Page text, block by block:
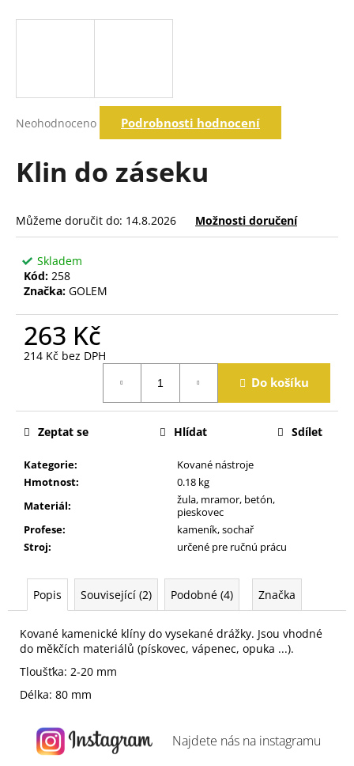
hodnocení
0,0
hvězdiček.
Neohodnoceno Podrobnosti hodnocení
Klin do záseku
Můžeme doručit do: 14.8.2026 Možnosti doručení
Skladem
Kód: 258
Značka: GOLEM
263 Kč
214 Kč bez DPH
Do košíku
Kategorie:
Kované nástroje
Hmotnost:
0.18 kg
Materiál:
žula, mramor, betón,
pieskovec
Profese:
kameník, sochař
Stroj: určené pre ručnú prácu
Zeptat se Hlídat Sdílet
Popis Související (2) Podobné (4) Značka
Kované kamenické klíny do vysekané drážky. Jsou vhodné
do měkčích materiálů (pískovec, vápenec, opuka ...).
Tloušťka: 2-20 mm
Délka: 80 mm
a
?
Hledat
D
o
p
o
u
u
e
Najdete nás na instagramu